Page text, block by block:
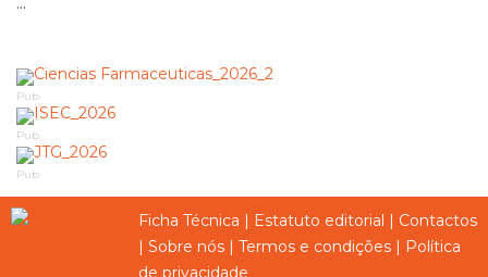
Pub
Pub
Pub
Ficha Técnica | Estatuto editorial | Contactos
| Sobre nós | Termos e condições | Política
de privacidade